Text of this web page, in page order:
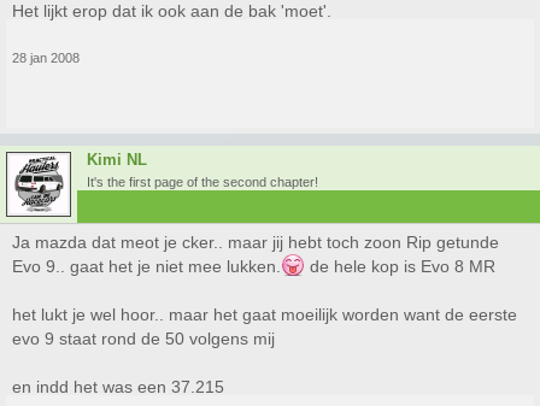
Het lijkt erop dat ik ook aan de bak 'moet'.
28 jan 2008
Kimi NL
It's the first page of the second chapter!
Ja mazda dat meot je cker.. maar jij hebt toch zoon Rip getunde
Evo 9.. gaat het je niet mee lukken.
de hele kop is Evo 8 MR
het lukt je wel hoor.. maar het gaat moeilijk worden want de eerste
evo 9 staat rond de 50 volgens mij
en indd het was een 37.215